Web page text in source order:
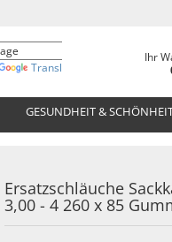
Translate
Ihr
GESUNDHEIT &
Ersatzschläuche
3,00 - 4 260 x 85